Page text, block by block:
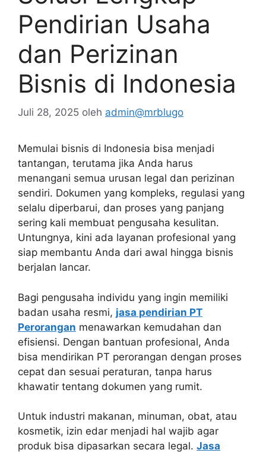
Pendirian Usaha
dan Perizinan
Bisnis di Indonesia
Juli 28, 2025 oleh admin@mrblugo
Memulai bisnis di Indonesia bisa menjadi
tantangan, terutama jika Anda harus
menangani semua urusan legal dan perizinan
sendiri. Dokumen yang kompleks, regulasi yang
selalu diperbarui, dan proses yang panjang
sering kali membuat pengusaha kesulitan.
Untungnya, kini ada layanan profesional yang
siap membantu Anda dari awal hingga bisnis
berjalan lancar.
Bagi pengusaha individu yang ingin memiliki
badan usaha resmi, jasa pendirian PT
Perorangan menawarkan kemudahan dan
efisiensi. Dengan bantuan profesional, Anda
bisa mendirikan PT perorangan dengan proses
cepat dan sesuai peraturan, tanpa harus
khawatir tentang dokumen yang rumit.
Untuk industri makanan, minuman, obat, atau
kosmetik, izin edar menjadi hal wajib agar
produk bisa dipasarkan secara legal. Jasa